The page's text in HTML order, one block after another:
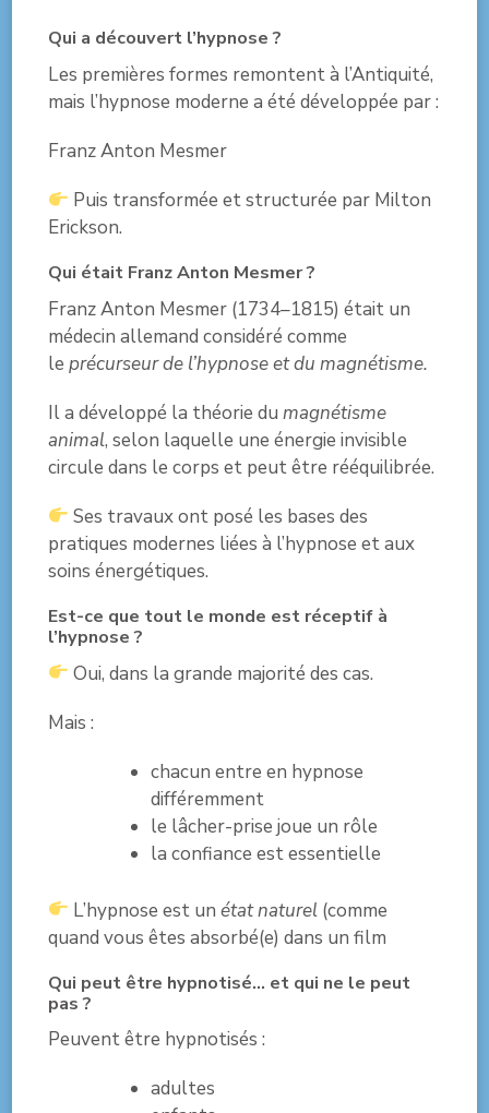
Qui a découvert l’hypnose ?
Les premières formes remontent à l’Antiquité,
mais l’hypnose moderne a été développée par :
Franz Anton Mesmer
Puis transformée et structurée par Milton
Erickson.
Qui était Franz Anton Mesmer ?
Franz Anton Mesmer (1734–1815) était un
médecin allemand considéré comme
le précurseur de l’hypnose et du magnétisme.
Il a développé la théorie du magnétisme
animal, selon laquelle une énergie invisible
circule dans le corps et peut être rééquilibrée.
Ses travaux ont posé les bases des
pratiques modernes liées à l’hypnose et aux
soins énergétiques.
Est-ce que tout le monde est réceptif à
l’hypnose ?
Oui, dans la grande majorité des cas.
Mais :
chacun entre en hypnose
différemment
le lâcher-prise joue un rôle
la confiance est essentielle
L’hypnose est unétat naturel (comme
quand vous êtes absorbé(e) dans un film
Qui peut être hypnotisé… et qui ne le peut
pas ?
Peuvent être hypnotisés :
adultes